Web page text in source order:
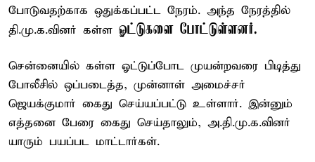
போடுவதற்காக ஒதுக்கப்பட்ட நேரம். அந்த நேரத்தில்
தி.மு.க.வினர் கள்ள ஓட்டுகளை போட்டுள்ளனர்.
சென்னையில் கள்ள ஓட்டுப்போட முயன்றவரை பிடித்து
போலீசில் ஒப்படைத்த, முன்னாள் அமைச்சர்
ஜெயக்குமார் கைது செய்யப்பட்டு உள்ளார். இன்னும்
எத்தனை பேரை கைது செய்தாலும், அ.தி.மு.க.வினர்
யாரும் பயப்பட மாட்டார்கள்.